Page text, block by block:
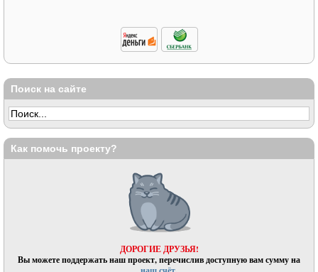
Поиск на сайте
Как помочь проекту?
ДОРОГИЕ ДРУЗЬЯ!
Вы можете поддержать наш проект, перечислив доступную вам сумму на